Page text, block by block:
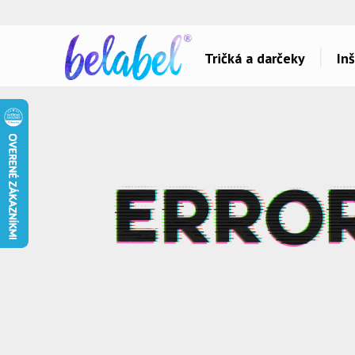
Tričká a darčeky
Dárky pro bráchu
Dárky pro dědu
Dárky pro partnera
Hudba & Film
Humor
Ostatné